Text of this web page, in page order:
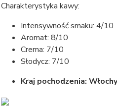
Charakterystyka kawy:
Intensywność smaku: 4/10
Aromat: 8/10
Crema: 7/10
Słodycz: 7/10
Kraj pochodzenia: Włochy